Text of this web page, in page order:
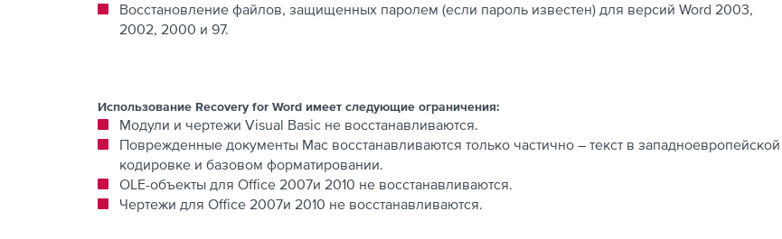
Восстановление файлов, защищенных паролем (если пароль известен) для версий Word 2003,
2002, 2000 и 97.
Использование Recovery for Word имеет следующие ограничения:
Модули и чертежи Visual Basic не восстанавливаются.
Поврежденные документы Mac восстанавливаются только частично – текст в западноевропейской
кодировке и базовом форматировании.
OLE-объекты для Office 2007и 2010 не восстанавливаются.
Чертежи для Office 2007и 2010 не восстанавливаются.